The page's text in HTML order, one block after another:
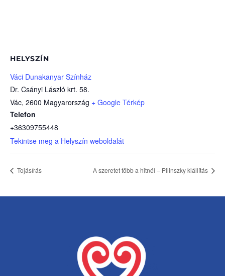
HELYSZÍN
Váci Dunakanyar Színház
Dr. Csányi László krt. 58.
Vác, 2600 Magyarország + Google Térkép
Telefon
+36309755448
Tekintse meg a Helyszín weboldalát
Tojásírás A szeretet több a hitnél – Pilinszky kiállítás